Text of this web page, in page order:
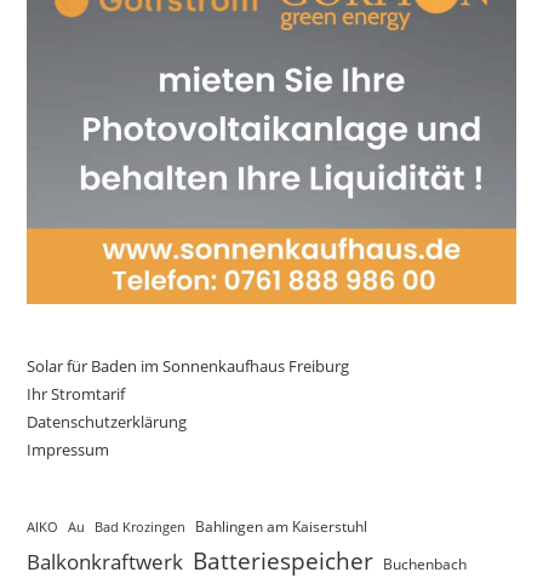
Solar für Baden im Sonnenkaufhaus Freiburg
Ihr Stromtarif
Datenschutzerklärung
Impressum
AIKO Au Bad Krozingen Bahlingen am Kaiserstuhl
Balkonkraftwerk Batteriespeicher Buchenbach